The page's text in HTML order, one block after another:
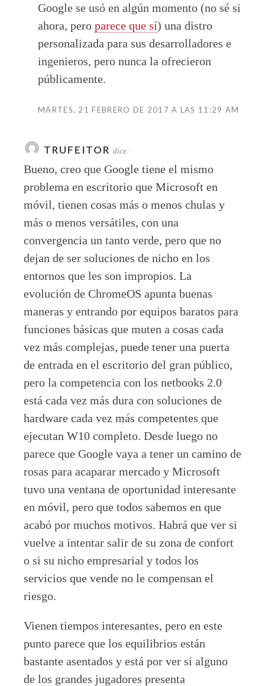
Google se usó en algún momento (no sé si
ahora, pero parece que sí) una distro
personalizada para sus desarrolladores e
ingenieros, pero nunca la ofrecieron
públicamente.
MARTES, 21 FEBRERO DE 2017 A LAS 11:29 AM
TRUFEITOR dice:
Bueno, creo que Google tiene el mismo
problema en escritorio que Microsoft en
móvil, tienen cosas más o menos chulas y
más o menos versátiles, con una
convergencia un tanto verde, pero que no
dejan de ser soluciones de nicho en los
entornos que les son impropios. La
evolución de ChromeOS apunta buenas
maneras y entrando por equipos baratos para
funciones básicas que muten a cosas cada
vez más complejas, puede tener una puerta
de entrada en el escritorio del gran público,
pero la competencia con los netbooks 2.0
está cada vez más dura con soluciones de
hardware cada vez más competentes que
ejecutan W10 completo. Desde luego no
parece que Google vaya a tener un camino de
rosas para acaparar mercado y Microsoft
tuvo una ventana de oportunidad interesante
en móvil, pero que todos sabemos en que
acabó por muchos motivos. Habrá que ver si
vuelve a intentar salir de su zona de confort
o si su nicho empresarial y todos los
servicios que vende no le compensan el
riesgo.
Vienen tiempos interesantes, pero en este
punto parece que los equilibrios están
bastante asentados y está por ver si alguno
de los grandes jugadores presenta